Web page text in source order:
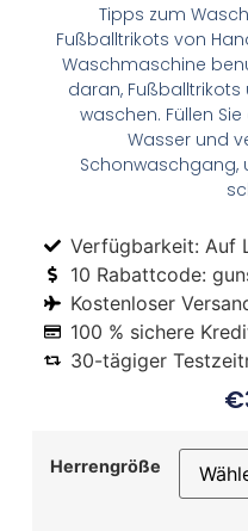
Tipps zum
Fußballtrikots von
Waschmaschine
daran,
waschen. Füllen
Wasser und
Schonwaschgang,
Verfügbarkeit: Auf
10 Rabattcode:
Kostenloser
100 % sichere
30-tägiger
€
Herrengröße